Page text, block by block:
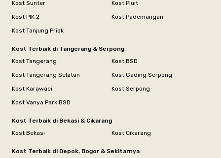
Kost Sunter
Kost Pluit
Kost PIK 2
Kost Pademangan
Kost Tanjung Priok
Kost Terbaik di Tangerang & Serpong
Kost Tangerang
Kost BSD
Kost Tangerang Selatan
Kost Gading Serpong
Kost Karawaci
Kost Serpong
Kost Vanya Park BSD
Kost Terbaik di Bekasi & Cikarang
Kost Bekasi
Kost Cikarang
Kost Terbaik di Depok, Bogor & Sekitarnya